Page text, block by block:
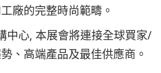
廠的完整時尚範疇。
中心, 本展會將連接全球買家/
、高端產品及最佳供應商。